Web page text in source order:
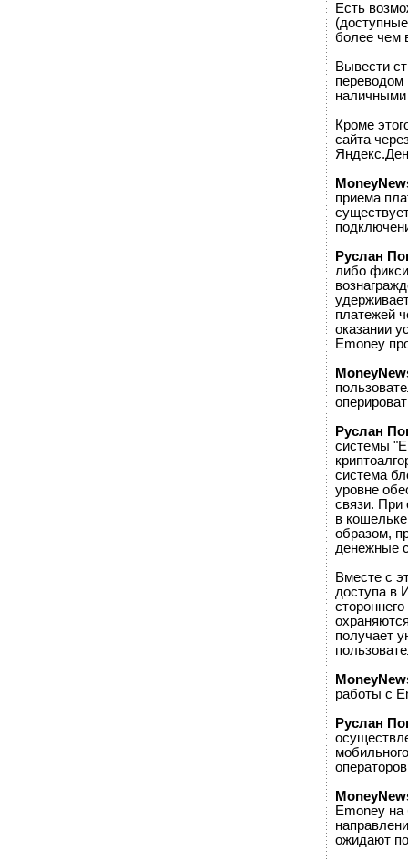
Есть
более чем
Вывести
переводом
наличными
Кроме
сайта
приема
Руслан
либо
платежей
оказании
Emoney
Руслан
системы
система
уровне
связи. При
в
образом,
денежные
Вместе с
доступа в
получает
работы с
Руслан
Emoney
ожидают